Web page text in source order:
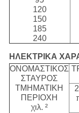
120
150
185
240
ΗΛΕΚΤΡΙΚΑ
ΟΝΟΜΑΣΤΙΚΟΣ
ΣΤΑΥΡΟΣ
ΤΜΗΜΑΤΙΚΗ
ΠΕΡΙΟΧΗ
χιλ. ²